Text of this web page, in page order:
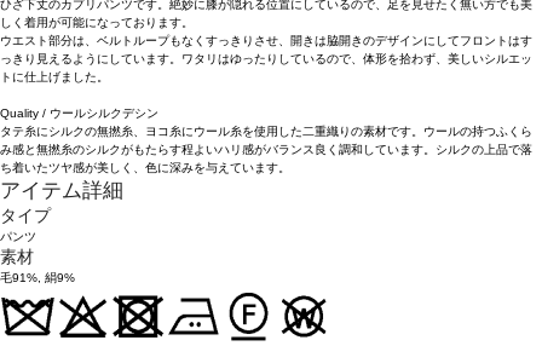
ひざ下丈のカプリパンツです。絶妙に膝が隠れる位置にしているので、足を見せたく無い方でも美
しく着用が可能になっております。
ウエスト部分は、ベルトループもなくすっきりさせ、開きは脇開きのデザインにしてフロントはす
っきり見えるようにしています。ワタリはゆったりしているので、体形を拾わず、美しいシルエッ
トに仕上げました。
Quality / ウールシルクデシン
タテ糸にシルクの無撚糸、ヨコ糸にウール糸を使用した二重織りの素材です。ウールの持つふくら
み感と無撚糸のシルクがもたらす程よいハリ感がバランス良く調和しています。シルクの上品で落
ち着いたツヤ感が美しく、色に深みを与えています。
アイテム詳細
タイプ
パンツ
素材
毛91%, 絹9%